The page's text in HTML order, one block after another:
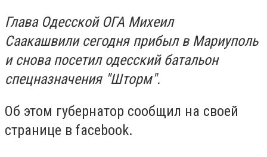
Глава Одесской ОГА Михеил
Саакашвили сегодня прибыл в Мариуполь
и снова посетил одесский батальон
спецназначения "Шторм".
Об этом губернатор сообщил на своей
странице в facebook.